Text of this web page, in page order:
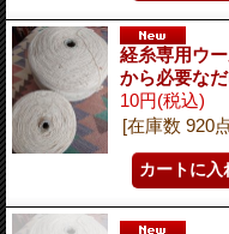
経糸専用ウ
から必要な
10円(税込)
[在庫数 920